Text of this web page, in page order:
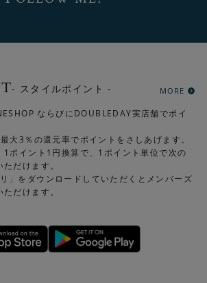
- スタイルポイント - MORE
ならびにDOUBLEDAY実店舗でポイ
大3％の還元率でポイントをさしあげます。
1ポイント1円換算で、1ポイント単位で次の
だけます。
」をダウンロードしていただくとメンバーズ
だけます。